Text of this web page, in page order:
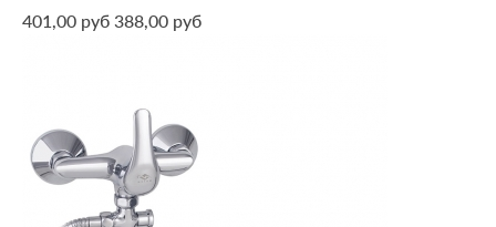
401,00 руб 388,00 руб